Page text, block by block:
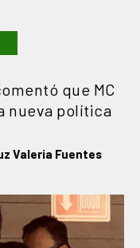
que MC
nueva política
Valeria Fuentes